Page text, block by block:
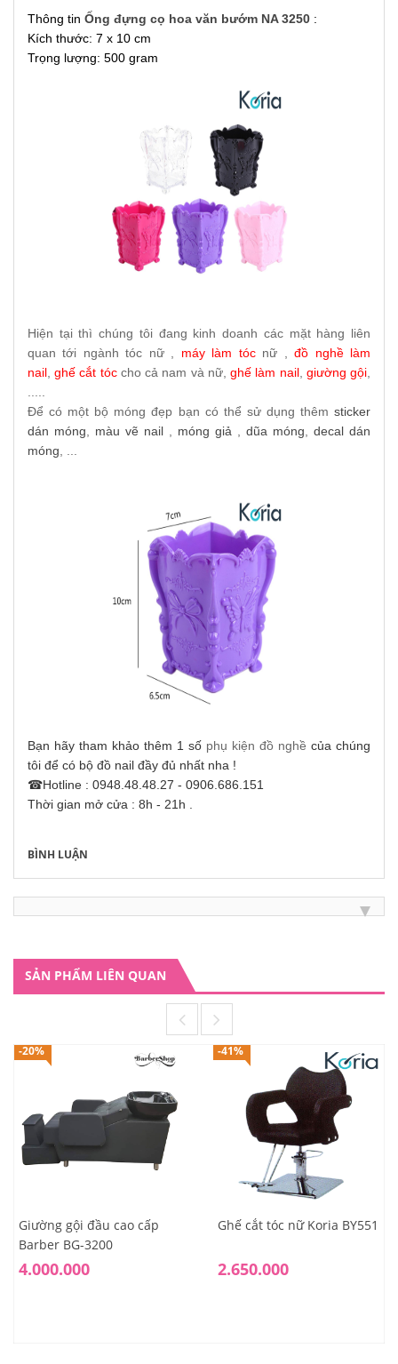
Thông tin Ống đựng cọ hoa văn bướm NA 3250 :
Kích thước: 7 x 10 cm
Trọng lượng: 500 gram
Hiện tại thì chúng tôi đang kinh doanh các mặt hàng liên
quan tới ngành tóc nữ , máy làm tócnữ ,đồ nghề làm
nail ,ghế cắt tóccho cả nam và nữ, ghế làm nail, giường gội
Để có một bộ móng đẹp bạn có thể sử dụng thêm sticker
dán móng
màu vẽ nail móng giả dũa móng
decal dán
móng
Bạn hãy tham khảo thêm 1 số phụ kiện đồ nghề của chúng
tôi để có bộ đồ nail đầy đủ nhất nha !
☎Hotline : 0948.48.48.27 - 0906.686.151
Thời gian mở cửa : 8h - 21h .
BÌNH LUẬN
SẢN PHẨM LIÊN QUAN
-20%
Giường gội đầu cao cấp
Barber BG-3200
4.000.000
-41%
Ghế cắt tóc nữ Koria BY551
2.650.000